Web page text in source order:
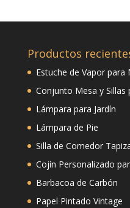
Productos
Estuche de Vapor para
Conjunto Mesa y Sillas
Lámpara para Jardín
Lámpara de Pie
Silla de Comedor
Cojín Personalizado
Barbacoa de Carbón
Papel Pintado Vintage